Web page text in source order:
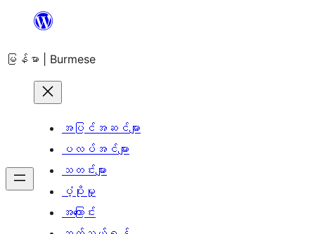
အကြောင်းအရာ
ကျော်သွား
မြန်မာ | Burmese
အပြင်အဆင်များ
ပလပ်အင်များ
သတင်းများ
ပံ့ပိုးမှု
အကြောင်း